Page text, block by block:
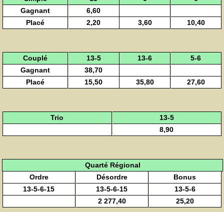
Gagnant
6,60
Placé
2,20 3,60 10,40
Couplé 13-5 13-6
5-6
Gagnant
38,70
Placé
15,50 35,80 27,60
Trio
13-5
8,90
Quarté Régional
Ordre
Désordre
Bonus
13-5-6-15
13-5-6-15
13-5-6
2 277,40
25,20